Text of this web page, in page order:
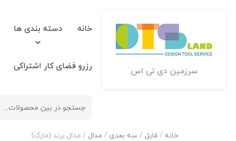
سرزمین دی تی اس
خانه دسته بندی ها
رزرو فضای کار اشتراکی
خانه / فایل / سه بعدی / مدال / مدال برند (مارک)